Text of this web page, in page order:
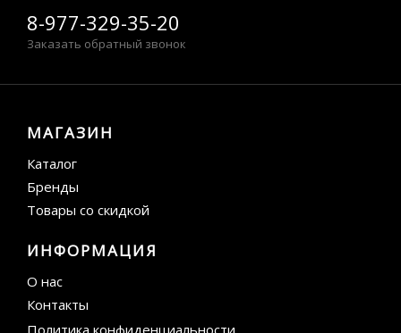
8-977-329-35-20
Заказать обратный звонок
МАГАЗИН
Каталог
Бренды
Товары со скидкой
ИНФОРМАЦИЯ
О нас
Контакты
Политика конфиденциальности